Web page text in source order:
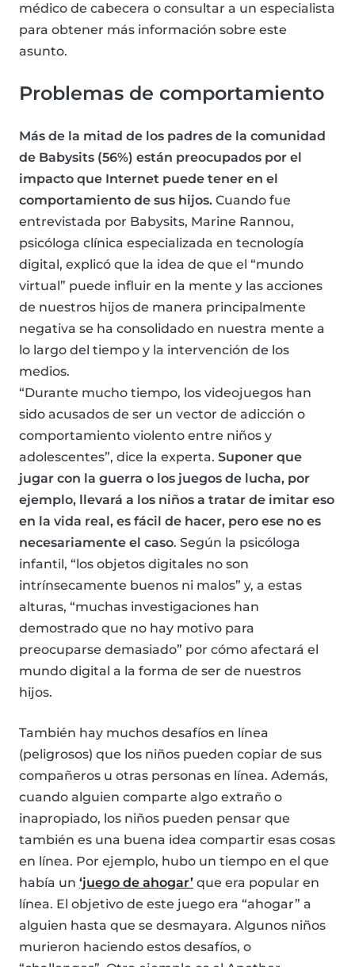
médico de cabecera o consultar a un especialista
para obtener más información sobre este
asunto.
Problemas de comportamiento
Más de la mitad de los padres de la comunidad
de Babysits (56%) están preocupados por el
impacto que Internet puede tener en el
comportamiento de sus hijos. Cuando fue
entrevistada por Babysits, Marine Rannou,
psicóloga clínica especializada en tecnología
digital, explicó que la idea de que el “mundo
virtual” puede influir en la mente y las acciones
de nuestros hijos de manera principalmente
negativa se ha consolidado en nuestra mente a
lo largo del tiempo y la intervención de los
medios.
“Durante mucho tiempo, los videojuegos han
sido acusados ​​de ser un vector de adicción o
comportamiento violento entre niños y
adolescentes”, dice la experta. Suponer que
jugar con la guerra o los juegos de lucha, por
ejemplo, llevará a los niños a tratar de imitar eso
en la vida real, es fácil de hacer, pero ese no es
necesariamente el caso. Según la psicóloga
infantil, “los objetos digitales no son
intrínsecamente buenos ni malos” y, a estas
alturas, “muchas investigaciones han
demostrado que no hay motivo para
preocuparse demasiado” por cómo afectará el
mundo digital a la forma de ser de nuestros
hijos.
También hay muchos desafíos en línea
(peligrosos) que los niños pueden copiar de sus
compañeros u otras personas en línea. Además,
cuando alguien comparte algo extraño o
inapropiado, los niños pueden pensar que
también es una buena idea compartir esas cosas
en línea. Por ejemplo, hubo un tiempo en el que
había un ‘juego de ahogar’ que era popular en
línea. El objetivo de este juego era “ahogar” a
alguien hasta que se desmayara. Algunos niños
murieron haciendo estos desafíos, o